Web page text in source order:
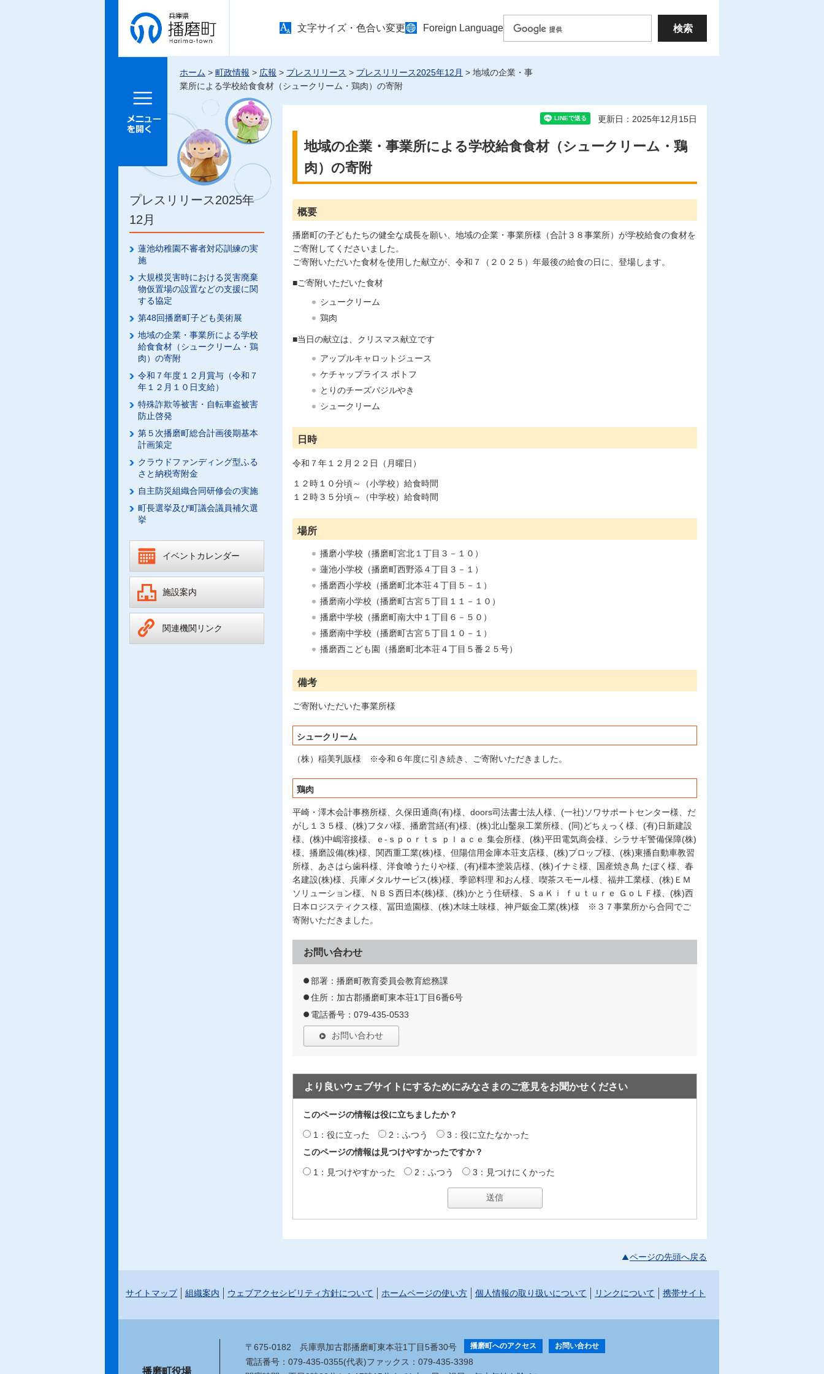
兵庫県 播
磨町
文字サイズ・色合い変更 Foreign Language
メニュー
ホーム > 町政情報 > 広報 > プレスリリース > プレスリリース2025年12月 > 地域の企業・事
業所による学校給食食材（シュークリーム・鶏肉）の寄附
プレスリリース2025年
12月
蓮池幼稚園不審者対応訓練の実
施
大規模災害時における災害廃棄
物仮置場の設置などの支援に関
する協定
第48回播磨町子ども美術展
地域の企業・事業所による学校
給食食材（シュークリーム・鶏
肉）の寄附
令和７年度１２月賞与（令和７
年１２月１０日支給）
特殊詐欺等被害・自転車盗被害
防止啓発
第５次播磨町総合計画後期基本
計画策定
クラウドファンディング型ふる
さと納税寄附金
自主防災組織合同研修会の実施
町長選挙及び町議会議員補欠選
挙
イベントカレンダー
施設案内
関連機関リンク
更新日：2025年12月15日
地域の企業・事業所による学校給食食材（シュークリーム・鶏
肉）の寄附
概要
播磨町の子どもたちの健全な成長を願い、地域の企業・事業所様（合計３８事業所）が学校給食の食材を
ご寄附してくださいました。
ご寄附いただいた食材を使用した献立が、令和７（２０２５）年最後の給食の日に、登場します。
■ご寄附いただいた食材
シュークリーム
鶏肉
■当日の献立は、クリスマス献立です
アップルキャロットジュース
ケチャップライス ポトフ
とりのチーズバジルやき
シュークリーム
日時
令和７年１２月２２日（月曜日）
１２時１０分頃～（小学校）給食時間
１２時３５分頃～（中学校）給食時間
場所
播磨小学校（播磨町宮北１丁目３－１０）
蓮池小学校（播磨町西野添４丁目３－１）
播磨西小学校（播磨町北本荘４丁目５－１）
播磨南小学校（播磨町古宮５丁目１１－１０）
播磨中学校（播磨町南大中１丁目６－５０）
播磨南中学校（播磨町古宮５丁目１０－１）
播磨西こども園（播磨町北本荘４丁目５番２５号）
備考
ご寄附いただいた事業所様
シュークリーム
（株）稲美乳販様 ※令和６年度に引き続き、ご寄附いただきました。
鶏肉
平崎・澤木会計事務所様、久保田通商(有)様、doors司法書士法人様、(一社)ソワサポートセンター様、だ
がし１３５様、(株)フタバ様、播磨営繕(有)様、(株)北山鑿泉工業所様、(同)どちぇっく様、(有)日新建設
様、(株)中嶋溶接様、ｅ-ｓｐｏｒｔｓ ｐｌａｃｅ 集会所様、(株)平田電気商会様、シラサギ警備保障(株)
様、播磨設備(株)様、関西重工業(株)様、但陽信用金庫本荘支店様、(株)プロップ様、(株)東播自動車教習
所様、あさはら歯科様、洋食喰うたりや様、(有)橿本塗装店様、(株)イナミ様、国産焼き鳥 たぼく様、春
名建設(株)様、兵庫メタルサービス(株)様、季節料理 和おん様、喫茶スモール様、福井工業様、(株)ＥＭ
ソリューション様、ＮＢＳ西日本(株)様、(株)かとう住研様、ＳａＫｉ ｆｕｔｕｒｅ ＧｏＬＦ様、(株)西
日本ロジスティクス様、冨田造園様、(株)木味土味様、神戸鈑金工業(株)様 ※３７事業所から合同でご
寄附いただきました。
お問い合わせ
部署：播磨町教育委員会教育総務課
住所：加古郡播磨町東本荘1丁目6番6号
電話番号：079-435-0533
お問い合わせ
より良いウェブサイトにするためにみなさまのご意見をお聞かせください
このページの情報は役に立ちましたか？
1：役に立った 2：ふつう
3：役に立たなかった
このページの情報は見つけやすかったですか？
1：見つけやすかった 2：ふつう 3：見つけにくかった
ページの先頭へ戻る
サイトマップ 組織案内 ウェブアクセシビリティ方針について ホームページの使い方 個人情報の取り扱いについて リンクについて 携帯サイト
播磨町役場
〒675-0182 兵庫県加古郡播磨町東本荘1丁目5番30号 播磨町へのアクセス お問い合わせ
電話番号：079-435-0355(代表)ファックス：079-435-3398